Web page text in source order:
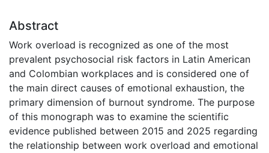
Abstract
Work overload is recognized as one of the most
prevalent psychosocial risk factors in Latin American
and Colombian workplaces and is considered one of
the main direct causes of emotional exhaustion, the
primary dimension of burnout syndrome. The purpose
of this monograph was to examine the scientific
evidence published between 2015 and 2025 regarding
the relationship between work overload and emotional